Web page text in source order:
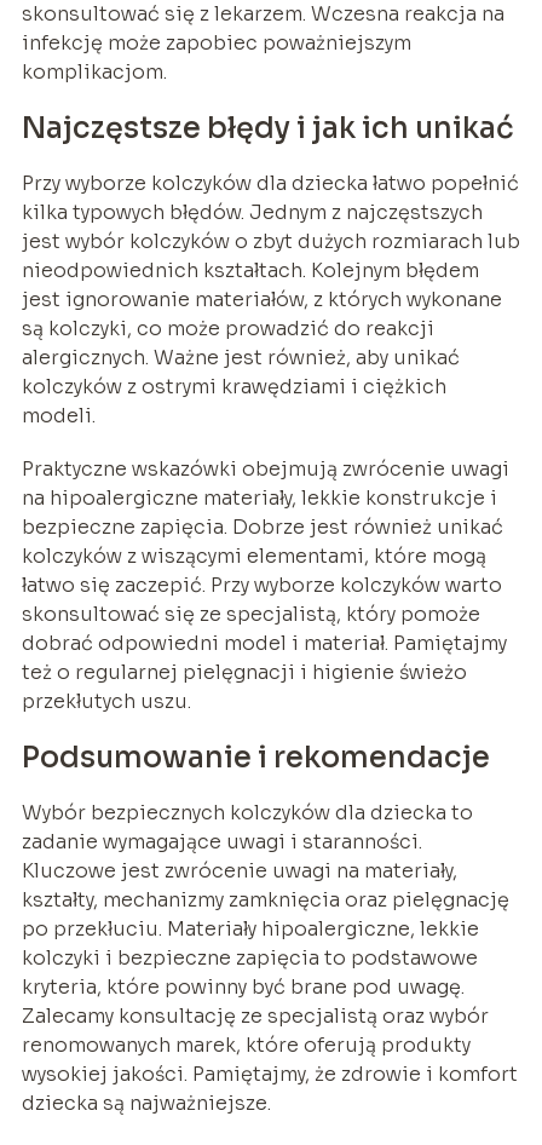
skonsultować się z lekarzem. Wczesna reakcja na
infekcję może zapobiec poważniejszym
komplikacjom.
Najczęstsze błędy i jak ich unikać
Przy wyborze kolczyków dla dziecka łatwo popełnić
kilka typowych błędów. Jednym z najczęstszych
jest wybór kolczyków o zbyt dużych rozmiarach lub
nieodpowiednich kształtach. Kolejnym błędem
jest ignorowanie materiałów, z których wykonane
są kolczyki, co może prowadzić do reakcji
alergicznych. Ważne jest również, aby unikać
kolczyków z ostrymi krawędziami i ciężkich
modeli.
Praktyczne wskazówki obejmują zwrócenie uwagi
na hipoalergiczne materiały, lekkie konstrukcje i
bezpieczne zapięcia. Dobrze jest również unikać
kolczyków z wiszącymi elementami, które mogą
łatwo się zaczepić. Przy wyborze kolczyków warto
skonsultować się ze specjalistą, który pomoże
dobrać odpowiedni model i materiał. Pamiętajmy
też o regularnej pielęgnacji i higienie świeżo
przekłutych uszu.
Podsumowanie i rekomendacje
Wybór bezpiecznych kolczyków dla dziecka to
zadanie wymagające uwagi i staranności.
Kluczowe jest zwrócenie uwagi na materiały,
kształty, mechanizmy zamknięcia oraz pielęgnację
po przekłuciu. Materiały hipoalergiczne, lekkie
kolczyki i bezpieczne zapięcia to podstawowe
kryteria, które powinny być brane pod uwagę.
Zalecamy konsultację ze specjalistą oraz wybór
renomowanych marek, które oferują produkty
wysokiej jakości. Pamiętajmy, że zdrowie i komfort
dziecka są najważniejsze.